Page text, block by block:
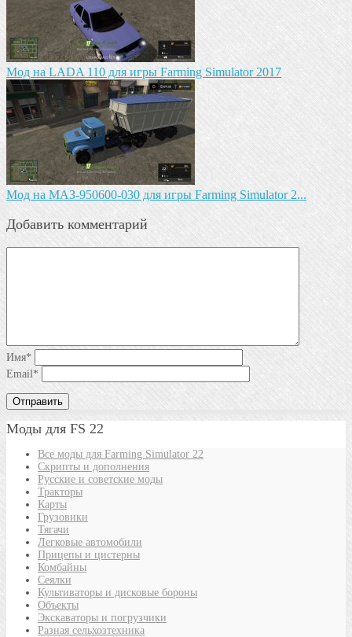
Мод на LADA 110 для игры Farming Simulator 2017
Mод на МАЗ-950600-030 для игры Farming Simulator 2...
Добавить комментарий
Имя*
Email*
Моды для FS 22
Все моды для Farming Simulator 22
Скрипты и дополнения
Русские и советские моды
Тракторы
Карты
Грузовики
Тягачи
Легковые автомобили
Прицепы и цистерны
Комбайны
Сеялки
Культиваторы и дисковые бороны
Объекты
Экскаваторы и погрузчики
Разная сельхозтехника